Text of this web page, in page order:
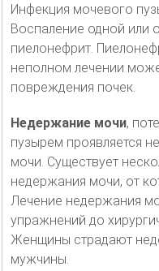
Инфекция мочевого
Воспаление одной или
пиелонефрит.
неполном лечении
повреждения почек.
Недержание мочи,
пузырем проявляется
мочи. Существует
недержания мочи, от
Лечение недержания
упражнений до
Женщины страдают
мужчины.